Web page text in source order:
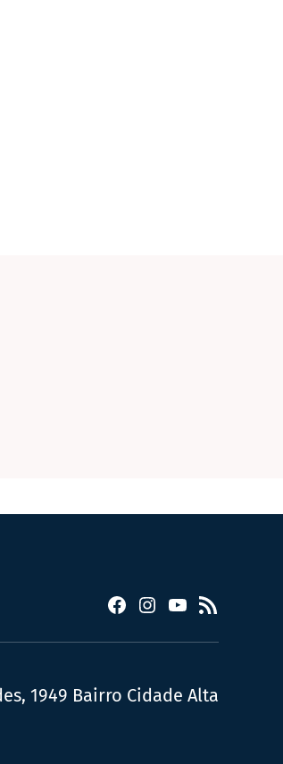
Facebook
Instagram
YouTube
RSS
1949 Bairro Cidade Alta